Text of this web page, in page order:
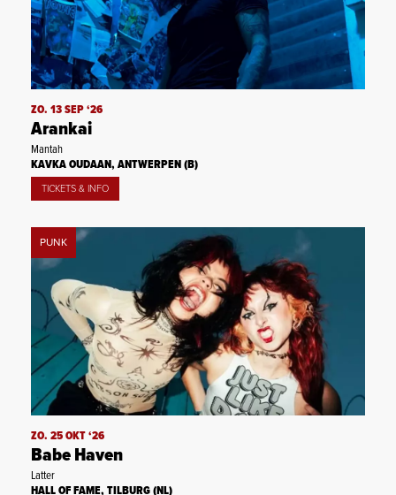
ZO. 13 SEP ‘26
Arankai
Mantah
KAVKA OUDAAN, ANTWERPEN (B)
TICKETS & INFO
PUNK
ZO. 25 OKT ‘26
Babe Haven
Latter
HALL OF FAME, TILBURG (NL)